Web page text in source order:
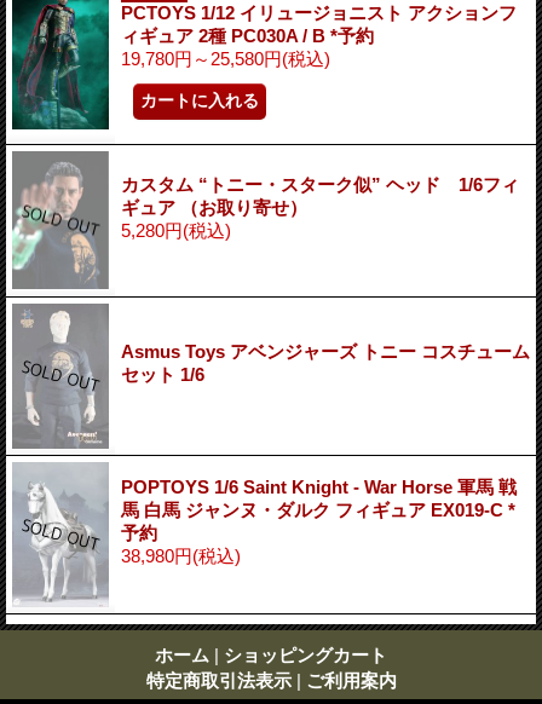
PCTOYS 1/12 イリュージョニスト アクションフ
ィギュア 2種 PC030A / B *予約
19,780円～25,580円(税込)
カスタム “トニー・スターク似” ヘッド 1/6フィ
ギュア （お取り寄せ）
5,280円(税込)
Asmus Toys アベンジャーズ トニー コスチューム
セット 1/6
POPTOYS 1/6 Saint Knight - War Horse 軍馬 戦
馬 白馬 ジャンヌ・ダルク フィギュア EX019-C *
予約
38,980円(税込)
ホーム | ショッピングカート
特定商取引法表示 | ご利用案内